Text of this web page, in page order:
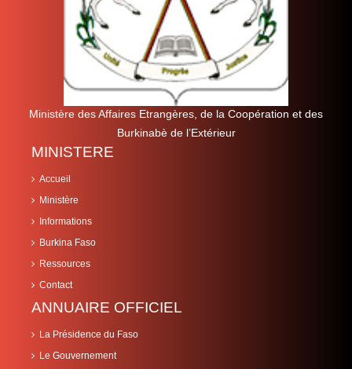
Ministère des Affaires Etrangères, de la Coopération et des
Burkinabè de l’Extérieur
MINISTERE
Accueil
Ministère
Informations
Burkina Faso
Ressources
Contact
ANNUAIRE OFFICIEL
La Présidence du Faso
Le Gouvernement